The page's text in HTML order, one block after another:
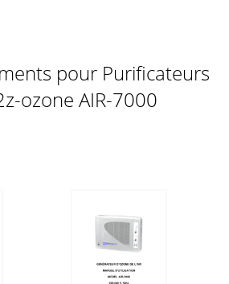
pour Purificateurs
ozone AIR-7000